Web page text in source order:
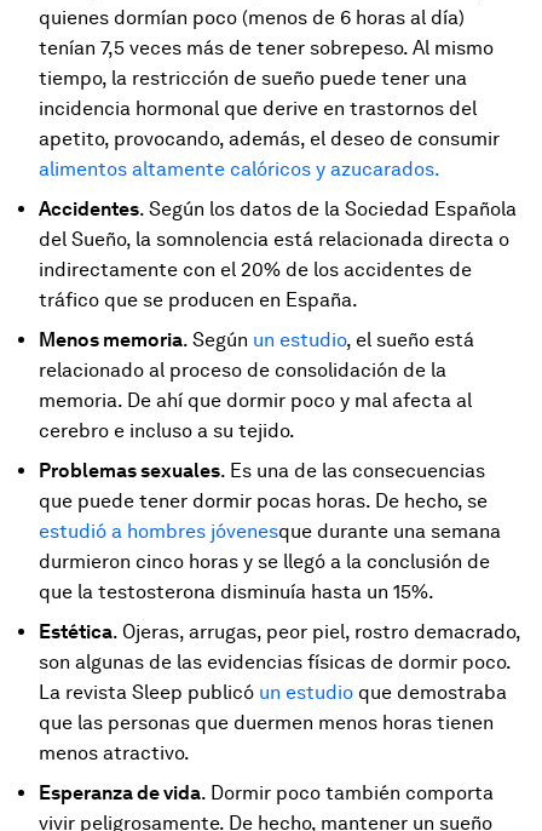
quienes dormían poco (menos de 6 horas al día)
tenían 7,5 veces más de tener sobrepeso. Al mismo
tiempo, la restricción de sueño puede tener una
incidencia hormonal que derive en trastornos del
apetito, provocando, además, el deseo de consumir
alimentos altamente calóricos y azucarados.
Accidentes. Según los datos de la Sociedad Española
del Sueño, la somnolencia está relacionada directa o
indirectamente con el 20% de los accidentes de
tráfico que se producen en España.
Menos memoria. Según un estudio, el sueño está
relacionado al proceso de consolidación de la
memoria. De ahí que dormir poco y mal afecta al
cerebro e incluso a su tejido.
Problemas sexuales. Es una de las consecuencias
que puede tener dormir pocas horas. De hecho, se
estudió a hombres jóvenesque durante una semana
durmieron cinco horas y se llegó a la conclusión de
que la testosterona disminuía hasta un 15%.
Estética. Ojeras, arrugas, peor piel, rostro demacrado,
son algunas de las evidencias físicas de dormir poco.
La revista Sleep publicó un estudio que demostraba
que las personas que duermen menos horas tienen
menos atractivo.
Esperanza de vida. Dormir poco también comporta
vivir peligrosamente. De hecho, mantener un sueño